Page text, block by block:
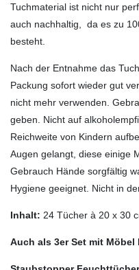
Tuchmaterial ist nicht nur
auch nachhaltig, da es zu
besteht.
Nach der Entnahme das
Packung sofort wieder gut
nicht mehr verwenden.
geben. Nicht auf
Reichweite von Kindern
Augen gelangt, diese einige
Gebrauch Hände sorgfältig
Hygiene geeignet. Nicht in
Inhalt: 24 Tücher à 20 x 30
Auch als 3er Set mit